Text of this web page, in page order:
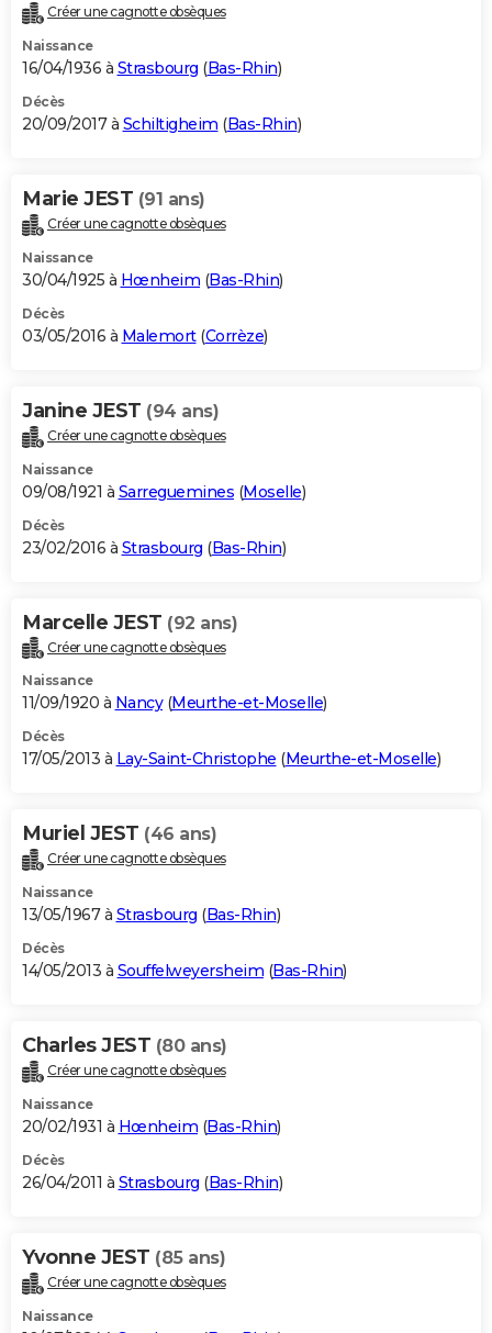
Créer une cagnotte obsèques
Naissance
16/04/1936 à Strasbourg (Bas-Rhin)
Décès
20/09/2017 à Schiltigheim (Bas-Rhin)
Marie JEST (91 ans)
Créer une cagnotte obsèques
Naissance
30/04/1925 à Hœnheim (Bas-Rhin)
Décès
03/05/2016 à Malemort(Corrèze)
Janine JEST (94 ans)
Créer une cagnotte obsèques
Naissance
09/08/1921 à Sarreguemines (Moselle)
Décès
23/02/2016 à Strasbourg (Bas-Rhin)
Marcelle JEST (92 ans)
Créer une cagnotte obsèques
Naissance
11/09/1920 à Nancy(Meurthe-et-Moselle)
Décès
17/05/2013 à Lay-Saint-Christophe (Meurthe-et-Moselle)
Muriel JEST (46 ans)
Créer une cagnotte obsèques
Naissance
13/05/1967 à Strasbourg (Bas-Rhin)
Décès
14/05/2013 à Souffelweyersheim (Bas-Rhin)
Charles JEST (80 ans)
Créer une cagnotte obsèques
Naissance
20/02/1931 à Hœnheim (Bas-Rhin)
Décès
26/04/2011 à Strasbourg (Bas-Rhin)
Yvonne JEST (85 ans)
Créer une cagnotte obsèques
Naissance